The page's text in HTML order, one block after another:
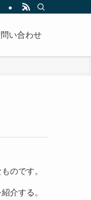
い合わせ
のです。
介する。